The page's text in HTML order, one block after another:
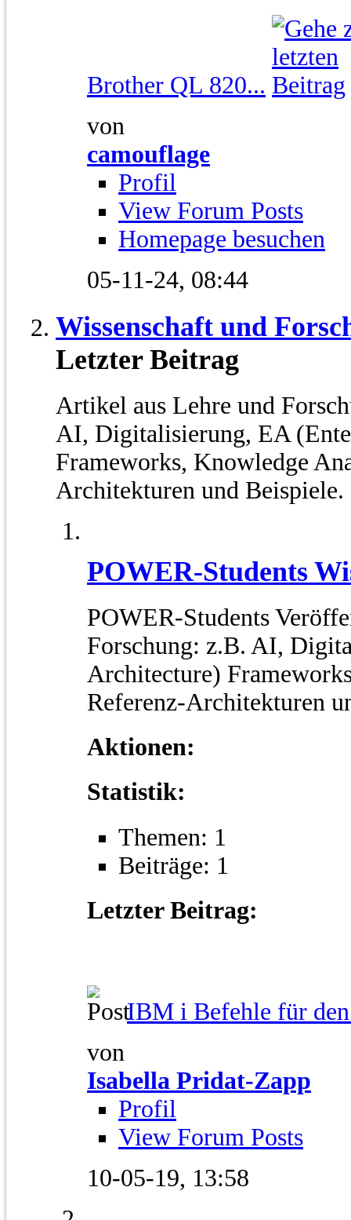
Brother QL 820...
von
camouflage
Profil
View Forum Posts
Homepage besuchen
05-11-24, 08:44
Wissenschaft und
Letzter Beitrag
Artikel aus Lehre und
AI, Digitalisierung, EA
Frameworks, Knowledge
Architekturen und Beispiele.
POWER-Students
POWER-Students
Forschung: z.B. AI,
Architecture)
Referenz-Architekturen
Aktionen:
Statistik:
Themen: 1
Beiträge: 1
Letzter Beitrag:
IBM i Befehle für
von
Isabella Pridat-Zapp
Profil
View Forum Posts
10-05-19, 13:58